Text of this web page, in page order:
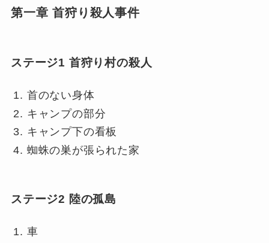
第一章 首狩り殺人事件
ステージ1 首狩り村の殺人
首のない身体
キャンプの部分
キャンプ下の看板
蜘蛛の巣が張られた家
ステージ2 陸の孤島
車